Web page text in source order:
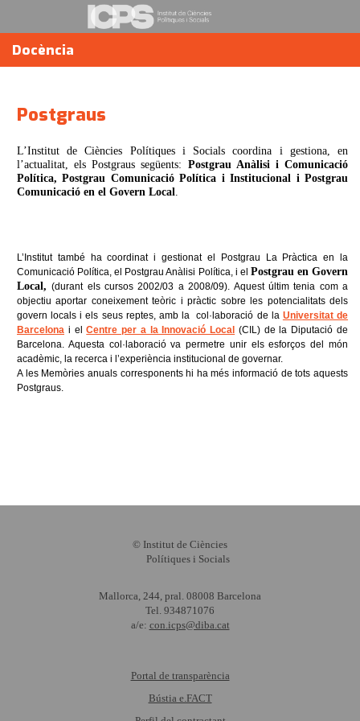
Docència
Postgraus
L’Institut de Ciències Polítiques i Socials coordina i gestiona, en
l’actualitat, els Postgraus següents: Postgrau Anàlisi i Comunicació
Política, Postgrau Comunicació Política i Institucional i Postgrau
Comunicació en el Govern Local.
L’Institut també ha coordinat i gestionat el Postgrau La Pràctica en la
Comunicació Política, el Postgrau Anàlisi Política, i el Postgrau en Govern
Local,(durant els cursos 2002/03 a 2008/09). Aquest últim tenia com a
objectiu aportar coneixement teòric i pràctic sobre les potencialitats dels
govern locals i els seus reptes, amb la col·laboració de la Universitat de
Barcelona i elCentre per a la Innovació Local (CIL) de la Diputació de
Barcelona. Aquesta col·laboració va permetre unir els esforços del món
acadèmic, la recerca i l’experiència institucional de governar.
A les Memòries anuals corresponents hi ha més informació de tots aquests
Postgraus.
© Institut de Ciències
Polítiques i Socials
Mallorca, 244, pral. 08008 Barcelona
Tel. 934871076
a/e: con.icps@diba.cat
Portal de transparència
Bústia e.FACT